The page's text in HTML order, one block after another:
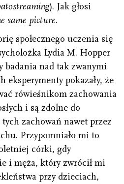
). Jak głosi
same picture.
społecznego uczenia się
Lydia M. Hopper
badania nad tak zwanymi
eksperymenty pokazały, że
rówieśnikom zachowania
i są zdolne do
zachowań nawet przez
Przypomniało mi to
córki, gdy
i męża, który zwrócił mi
przy dzieciach,